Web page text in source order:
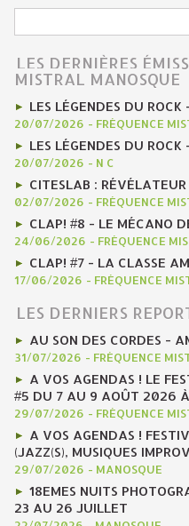
LES DERNIÈRES
MISTRAL MANOSQUE
LES LÉGENDES DU ROCK
20/07/2026 - FRÉQUENCE
LES LÉGENDES DU
20/07/2026 - N C
CITESLAB :
02/07/2026 - FRÉQUENCE
CLAP! #8 - LE MÉCANO
24/06/2026 - FRÉQUENCE
CLAP! #7 - LA CLASSE
17/06/2026 - FRÉQUENCE
LES DERNIERS
AU SON DES CORDES -
31/07/2026 - FRÉQUENCE
A VOS AGENDAS ! LE
#5 DU 7 AU 9 AOÛT 2026 À
29/07/2026 - FRÉQUENCE
A VOS AGENDAS !
(JAZZ(S), MUSIQUES
29/07/2026 - MANOSQUE
18EMES NUITS
23 AU 26 JUILLET